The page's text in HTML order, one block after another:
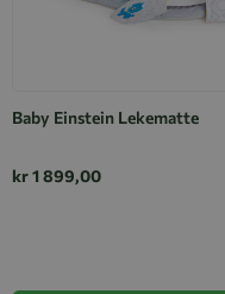
Baby Einstein Lekematte
kr 1 899,00